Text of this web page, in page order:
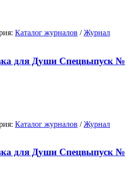
Каталог журналов /Журнал
для Души Спецвыпуск №
Каталог журналов /Журнал
для Души Спецвыпуск №